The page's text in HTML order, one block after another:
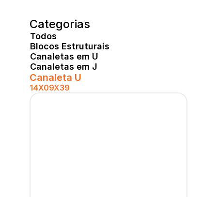
Canaleta U
14X09X39
Categorias
Todos
Blocos Estruturais
Canaletas em U
Canaletas em J